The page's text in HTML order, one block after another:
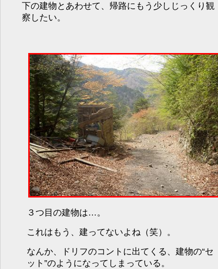
下の建物とあわせて、帰路にもう少しじっくり観
察したい。
３つ目の建物は…。
これはもう、建ってないよね（笑）。
なんか、ドリフのコントに出てくる、建物の“セ
ット”のようになってしまっている。